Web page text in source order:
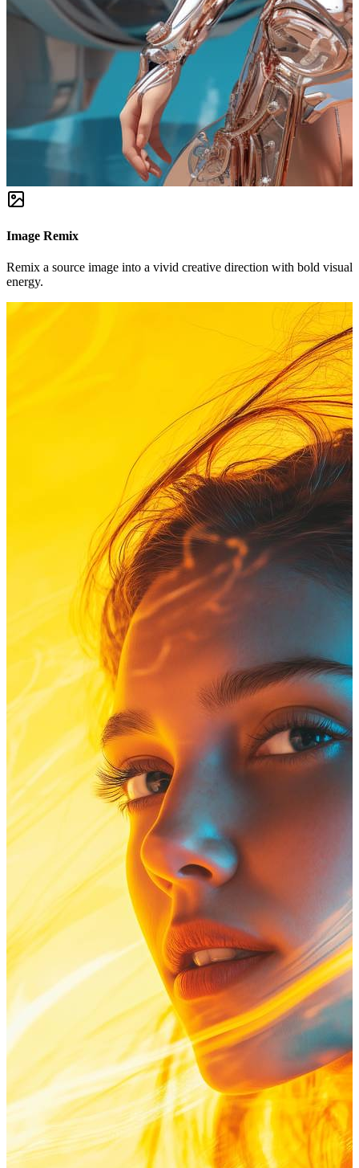
Image Remix
Remix a source image into a vivid creative direction with bold visual
energy.